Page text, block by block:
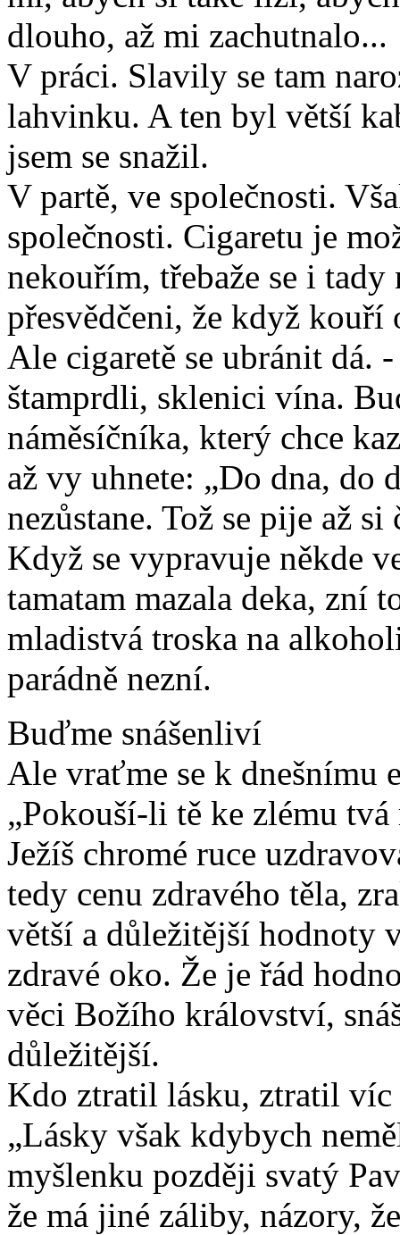
dlouho, až mi zachutnalo...
V práci. Slavily se tam
lahvinku. A ten byl větší
jsem se snažil.
V partě, ve společnosti.
společnosti. Cigaretu je
nekouřím, třebaže se i
přesvědčeni, že když
Ale cigaretě se ubránit dá.
štamprdli, sklenici vína.
náměsíčníka, který chce
až vy uhnete: „Do dna, do
nezůstane. Tož se pije až
Když se vypravuje někde
tamatam mazala deka, zní
mladistvá troska na
parádně nezní.
Buďme snášenliví
Ale vraťme se k dnešnímu
„Pokouší-li tě ke zlému
Ježíš chromé ruce
tedy cenu zdravého těla,
větší a důležitější hodnoty
zdravé oko. Že je řád
věci Božího království,
důležitější.
Kdo ztratil lásku, ztratil
„Lásky však kdybych
myšlenku později svatý
že má jiné záliby, názory,